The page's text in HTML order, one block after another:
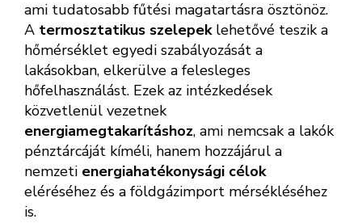
ami tudatosabb fűtési magatartásra ösztönöz.
A termosztatikus szelepeklehetővé teszik a
hőmérséklet egyedi szabályozását a
lakásokban, elkerülve a felesleges
hőfelhasználást. Ezek az intézkedések
közvetlenül vezetnek
energiamegtakarításhoz, ami nemcsak a lakók
pénztárcáját kíméli, hanem hozzájárul a
nemzeti energiahatékonysági célok
eléréséhez és a földgázimport mérsékléséhez
is.